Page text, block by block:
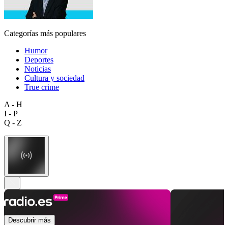
Categorías más populares
Humor
Deportes
Noticias
Cultura y sociedad
True crime
A - H
I - P
Q - Z
Descubrir más